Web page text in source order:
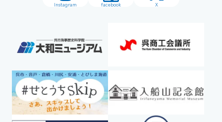
Instagram facebook X